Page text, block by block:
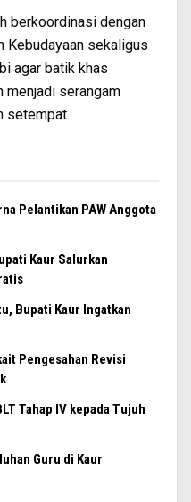
berkoordinasi dengan
Kebudayaan sekaligus
agar batik khas
menjadi serangam
setempat.
Pelantikan PAW Anggota
Kaur Salurkan
Bupati Kaur Ingatkan
Pengesahan Revisi
Tahap IV kepada Tujuh
Guru di Kaur